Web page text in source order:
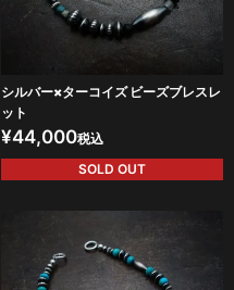
シルバー×ターコイズ ビーズブレスレ
ット
¥44,000税込
SOLD OUT